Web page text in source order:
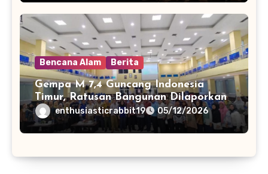
Bencana Alam Berita
Gempa M 7,4 Guncang Indonesia
Timur, Ratusan Bangunan Dilaporkan
Rusakenthusiasticrabbit19 05/12/2026